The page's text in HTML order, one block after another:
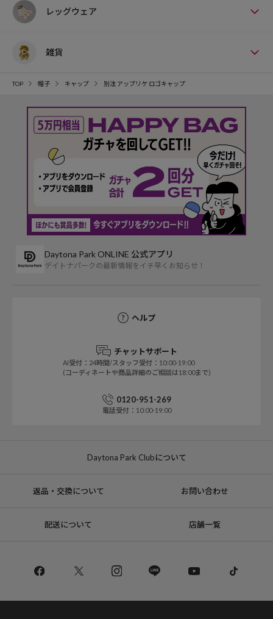
レッグウェア
雑貨
TOP 帽子 キャップ 別注 アップリケ ロゴキャップ
Daytona Park ONLINE 公式アプリ
デイトナパークの最新情報をイチ早くお知らせ！
ヘルプ
チャットサポート
AI受付：24時間/スタッフ受付：10:00-19:00
(コーディネートや商品詳細のご相談は18:00まで)
0120-951-269
電話受付：10:00-19:00
Daytona Park Clubについて
返品・交換について お問い合わせ
配送について 店舗一覧